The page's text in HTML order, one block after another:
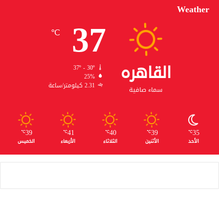
Weather
القاهره
سماء صافية
37
℃
37º - 30º
25%
2.31 كيلومتر/ساعة
35
℃
الأحد
39
℃
الأثنين
40
℃
الثلاثاء
41
℃
الأربعاء
39
℃
الخميس